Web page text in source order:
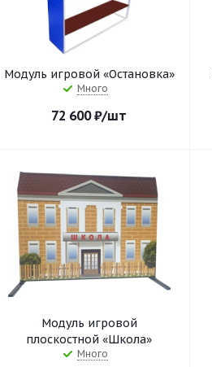
Модуль игровой «Остановка»
Много
72 600₽/шт
Модуль игровой
плоскостной «Школа»
Много